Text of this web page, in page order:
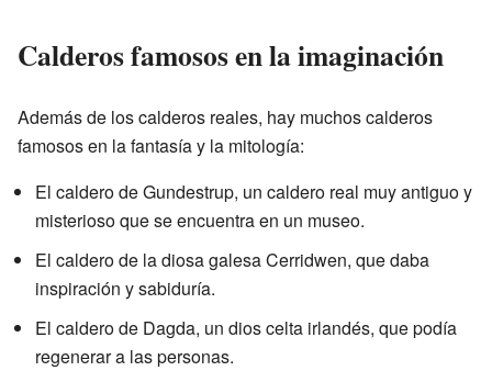
Calderos famosos en la imaginación
Además de los calderos reales, hay muchos calderos
famosos en la fantasía y la mitología:
El caldero de Gundestrup, un caldero real muy antiguo y
misterioso que se encuentra en un museo.
El caldero de la diosa galesa Cerridwen, que daba
inspiración y sabiduría.
El caldero de Dagda, un dios celta irlandés, que podía
regenerar a las personas.